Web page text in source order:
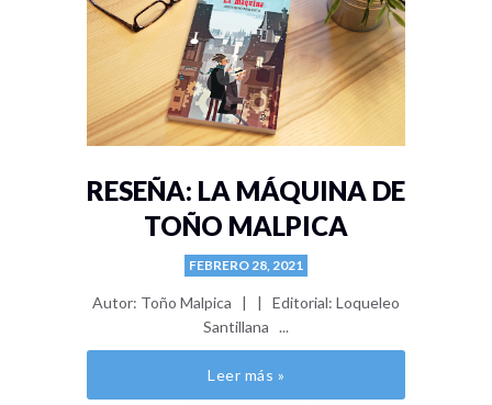
RESEÑA: LA MÁQUINA DE
TOÑO MALPICA
FEBRERO 28, 2021
Autor: Toño Malpica | | Editorial: Loqueleo
Santillana ...
Leer más »